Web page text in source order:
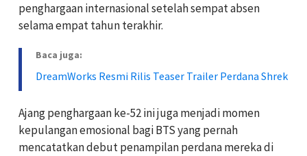
penghargaan internasional setelah sempat absen
selama empat tahun terakhir.
Baca juga:
DreamWorks Resmi Rilis Teaser Trailer Perdana Shrek
Ajang penghargaan ke-52 ini juga menjadi momen
kepulangan emosional bagi BTS yang pernah
mencatatkan debut penampilan perdana mereka di